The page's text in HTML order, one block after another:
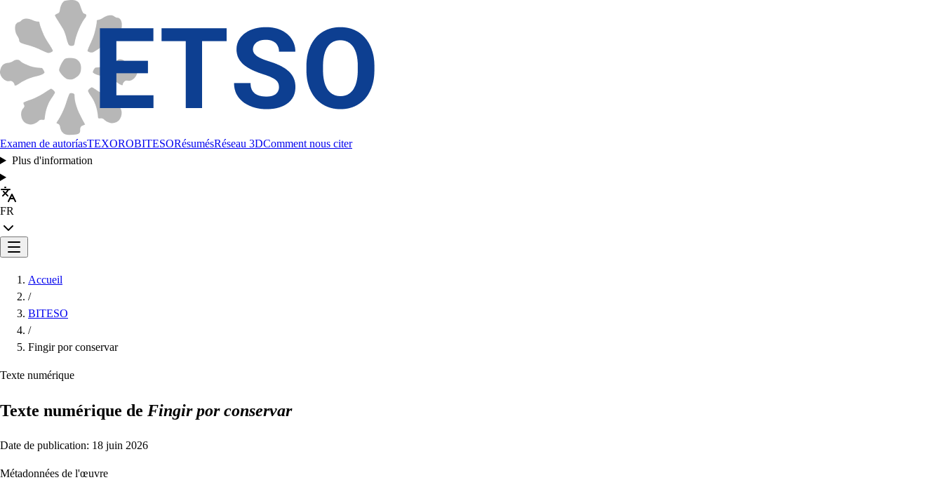
Examen de autoríasTEXOROBITESORésumésRéseau 3DComment nous citer
Plus d'information
FR
Accueil
/
BITESO
/
Fingir por conservar
Texte numérique
Texte numérique de Fingir por conservar
Date de publication: 18 juin 2026
Métadonnées de l'œuvre